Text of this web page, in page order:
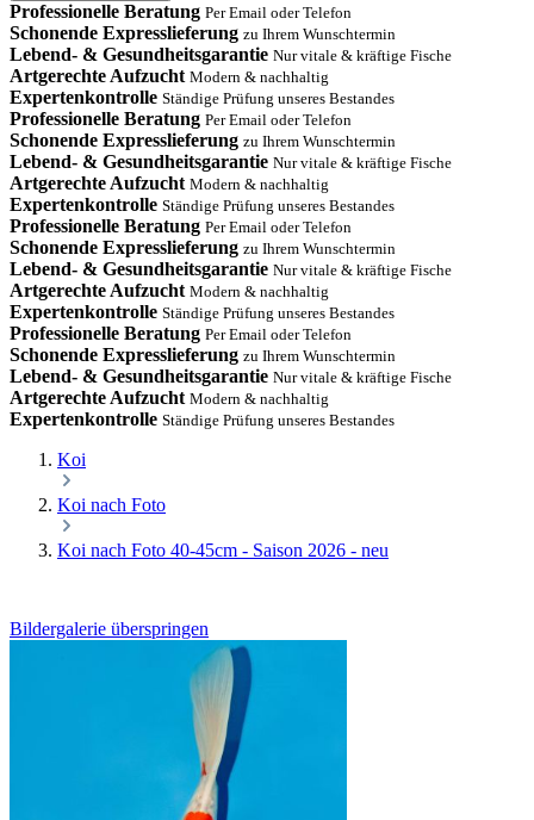
Professionelle Beratung Per Email oder Telefon
Schonende Expresslieferung zu Ihrem Wunschtermin
Lebend- & Gesundheitsgarantie Nur vitale & kräftige Fische
Artgerechte Aufzucht Modern & nachhaltig
Expertenkontrolle Ständige Prüfung unseres Bestandes
Professionelle Beratung Per Email oder Telefon
Schonende Expresslieferung zu Ihrem Wunschtermin
Lebend- & Gesundheitsgarantie Nur vitale & kräftige Fische
Artgerechte Aufzucht Modern & nachhaltig
Expertenkontrolle Ständige Prüfung unseres Bestandes
Professionelle Beratung Per Email oder Telefon
Schonende Expresslieferung zu Ihrem Wunschtermin
Lebend- & Gesundheitsgarantie Nur vitale & kräftige Fische
Artgerechte Aufzucht Modern & nachhaltig
Expertenkontrolle Ständige Prüfung unseres Bestandes
Professionelle Beratung Per Email oder Telefon
Schonende Expresslieferung zu Ihrem Wunschtermin
Lebend- & Gesundheitsgarantie Nur vitale & kräftige Fische
Artgerechte Aufzucht Modern & nachhaltig
Expertenkontrolle Ständige Prüfung unseres Bestandes
Koi
Koi nach Foto
Koi nach Foto 40-45cm - Saison 2026 - neu
Bildergalerie überspringen